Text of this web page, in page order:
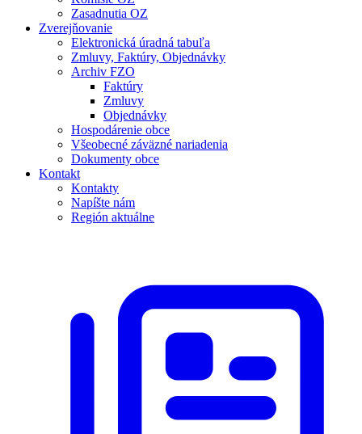
Zasadnutia OZ
Zverejňovanie
Elektronická úradná tabuľa
Zmluvy, Faktúry, Objednávky
Archiv FZO
Faktúry
Zmluvy
Objednávky
Hospodárenie obce
Všeobecné záväzné nariadenia
Dokumenty obce
Kontakt
Kontakty
Napíšte nám
Región aktuálne